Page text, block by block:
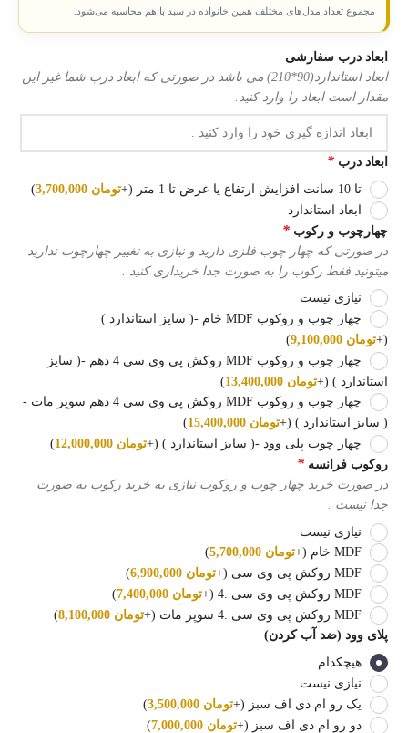
مجموع تعداد مدل‌های مختلف همین خانواده در سبد با هم محاسبه می‌شود.
ابعاد درب سفارشی
ابعاد استاندارد(90*210) می باشد در صورتی که ابعاد درب شما غیر این
مقدار است ابعاد را وارد کنید.
ابعاد درب *
تا 10 سانت افزایش ارتفاع یا عرض تا 1 متر (+تومان
)
ابعاد استاندارد
چهارچوب و رکوب *
در صورتی که چهار چوب فلزی دارید و نیازی به تغییر چهارچوب ندارید
میتونید فقط رکوب را به صورت جدا خریداری کنید .
نیازی نیست
چهار چوب و روکوب MDF خام -( سایز استاندارد )
(+تومان
)
چهار چوب و روکوب MDF روکش پی وی سی 4 دهم -( سایز
استاندارد ) (+تومان
)
چهار چوب و روکوب MDF روکش پی وی سی 4 دهم سوپر مات -
( سایز استاندارد ) (+تومان
)
چهار چوب پلی وود -( سایز استاندارد ) (+تومان
)
روکوب فرانسه *
در صورت خرید چهار چوب و روکوب نیازی به خرید رکوب به صورت
جدا نیست .
نیازی نیست
MDF خام
(+تومان
)
MDF روکش پی وی سی
(+تومان
)
MDF روکش پی وی سی .4
(+تومان
)
MDF روکش پی وی سی .4 سوپر مات
(+تومان
)
پلای وود (ضد آب کردن)
هیچکدام
نیازی نیست
یک رو ام دی اف سبز (+تومان
)
دو رو ام دی اف سبز (+تومان )